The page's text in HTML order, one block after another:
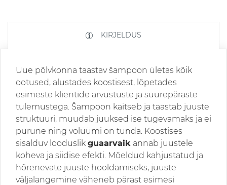
KIRJELDUS
Uue põlvkonna taastav šampoon ületas kõik
ootused, alustades koostisest, lõpetades
esimeste klientide arvustuste ja suurepäraste
tulemustega. Šampoon kaitseb ja taastab juuste
struktuuri, muudab juuksed ise tugevamaks ja ei
purune ning volüümi on tunda. Koostises
sisalduv looduslik guaarvaik annab juustele
koheva ja siidise efekti. Mõeldud kahjustatud ja
hõrenevate juuste hooldamiseks, juuste
väljalangemine väheneb pärast esimesi